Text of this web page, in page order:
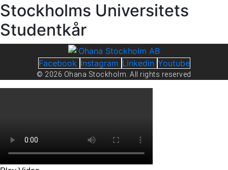
Stockholms Universitets
Studentkår
Facebook Instagram Linkedin Youtube
© 2026 Ohana Stockholm. All rights reserved